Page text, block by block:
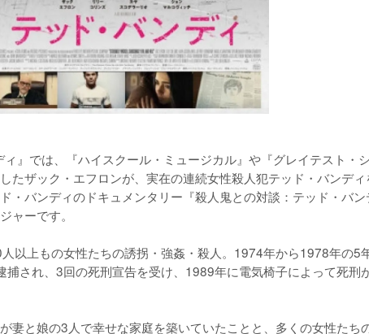
』では、『ハイスクール・ミュージカル』や『グレイテスト・
たザック・エフロンが、実在の連続女性殺人犯テッド・バンディ
・バンディのドキュメンタリー『殺人鬼との対談：テッド・バ
ャーです。
以上もの女性たちの誘拐・強姦・殺人。1974年から1978年の5
され、3回の死刑宣告を受け、1989年に電気椅子によって死刑
妻と娘の3人で幸せな家庭を築いていたことと、多くの女性たち